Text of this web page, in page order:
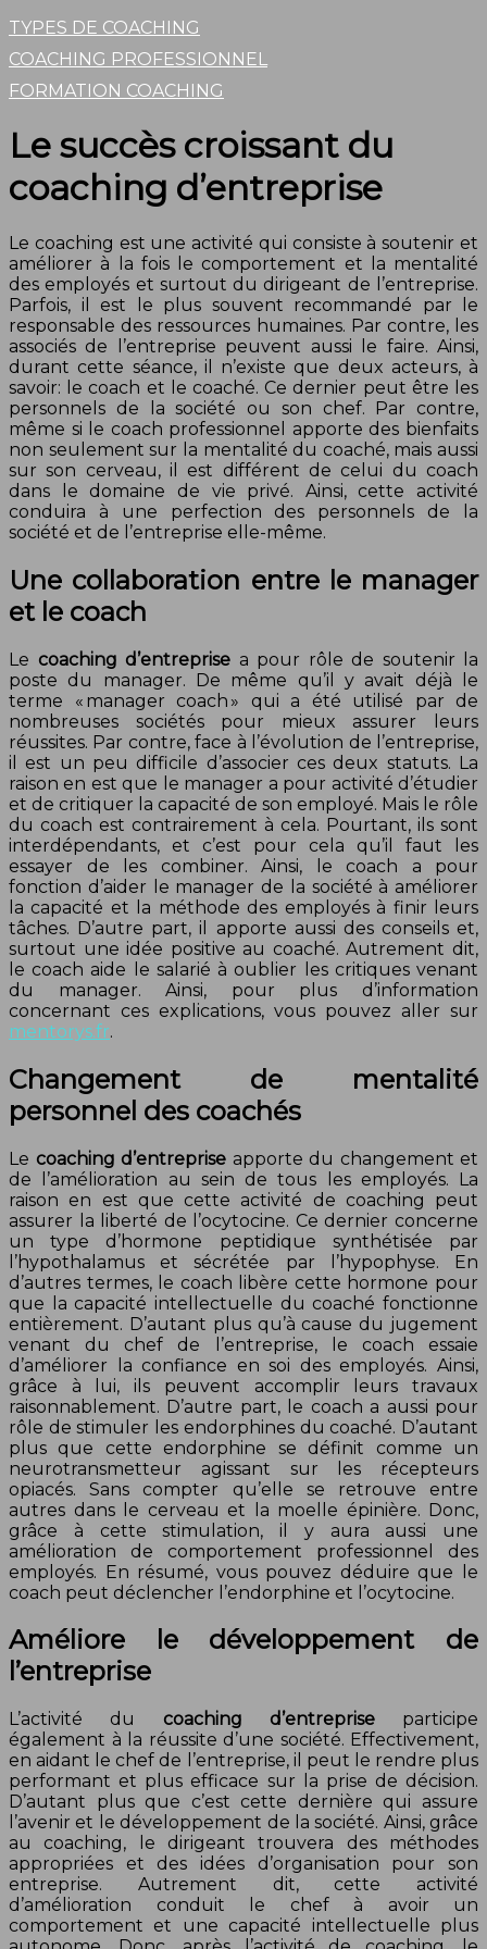
TYPES DE COACHING
COACHING PROFESSIONNEL
FORMATION COACHING
Le succès croissant du
coaching d’entreprise
Le coaching est une activité qui consiste à soutenir et
améliorer à la fois le comportement et la mentalité
des employés et surtout du dirigeant de l’entreprise.
Parfois, il est le plus souvent recommandé par le
responsable des ressources humaines. Par contre, les
associés de l’entreprise peuvent aussi le faire. Ainsi,
durant cette séance, il n’existe que deux acteurs, à
savoir: le coach et le coaché. Ce dernier peut être les
personnels de la société ou son chef. Par contre,
même si le coach professionnel apporte des bienfaits
non seulement sur la mentalité du coaché, mais aussi
sur son cerveau, il est différent de celui du coach
dans le domaine de vie privé. Ainsi, cette activité
conduira à une perfection des personnels de la
société et de l’entreprise elle-même.
Une collaboration entre le manager
et le coach
Le coaching d’entreprise a pour rôle de soutenir la
poste du manager. De même qu’il y avait déjà le
terme « manager coach » qui a été utilisé par de
nombreuses sociétés pour mieux assurer leurs
réussites. Par contre, face à l’évolution de l’entreprise,
il est un peu difficile d’associer ces deux statuts. La
raison en est que le manager a pour activité d’étudier
et de critiquer la capacité de son employé. Mais le rôle
du coach est contrairement à cela. Pourtant, ils sont
interdépendants, et c’est pour cela qu’il faut les
essayer de les combiner. Ainsi, le coach a pour
fonction d’aider le manager de la société à améliorer
la capacité et la méthode des employés à finir leurs
tâches. D’autre part, il apporte aussi des conseils et,
surtout une idée positive au coaché. Autrement dit,
le coach aide le salarié à oublier les critiques venant
du manager. Ainsi, pour plus d’information
concernant ces explications, vous pouvez aller sur
mentorys.fr.
Changement de mentalité
personnel des coachés
Le coaching d’entreprise apporte du changement et
de l’amélioration au sein de tous les employés. La
raison en est que cette activité de coaching peut
assurer la liberté de l’ocytocine. Ce dernier concerne
un type d’hormone peptidique synthétisée par
l’hypothalamus et sécrétée par l’hypophyse. En
d’autres termes, le coach libère cette hormone pour
que la capacité intellectuelle du coaché fonctionne
entièrement. D’autant plus qu’à cause du jugement
venant du chef de l’entreprise, le coach essaie
d’améliorer la confiance en soi des employés. Ainsi,
grâce à lui, ils peuvent accomplir leurs travaux
raisonnablement. D’autre part, le coach a aussi pour
rôle de stimuler les endorphines du coaché. D’autant
plus que cette endorphine se définit comme un
neurotransmetteur agissant sur les récepteurs
opiacés. Sans compter qu’elle se retrouve entre
autres dans le cerveau et la moelle épinière. Donc,
grâce à cette stimulation, il y aura aussi une
amélioration de comportement professionnel des
employés. En résumé, vous pouvez déduire que le
coach peut déclencher l’endorphine et l’ocytocine.
Améliore le développement de
l’entreprise
L’activité du coaching d’entreprise participe
également à la réussite d’une société. Effectivement,
en aidant le chef de l’entreprise, il peut le rendre plus
performant et plus efficace sur la prise de décision.
D’autant plus que c’est cette dernière qui assure
l’avenir et le développement de la société. Ainsi, grâce
au coaching, le dirigeant trouvera des méthodes
appropriées et des idées d’organisation pour son
entreprise. Autrement dit, cette activité
d’amélioration conduit le chef à avoir un
comportement et une capacité intellectuelle plus